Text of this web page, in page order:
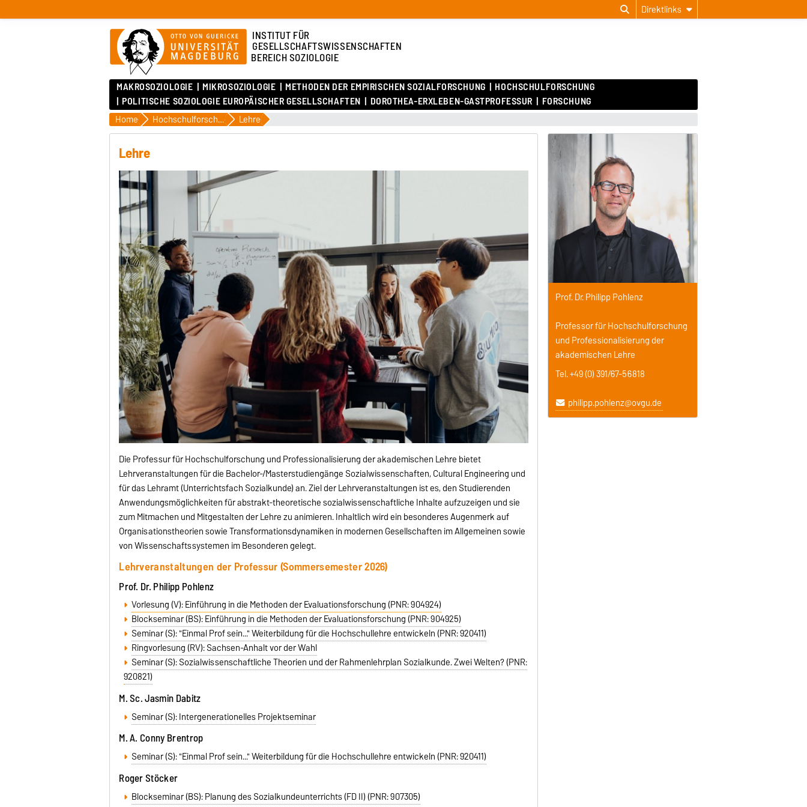
Direktlinks
INSTITUT FÜR
GESELLSCHAFTSWISSENSCHAFTEN
BEREICH SOZIOLOGIE
MAKROSOZIOLOGIE MIKROSOZIOLOGIE METHODEN DER EMPIRISCHEN SOZIALFORSCHUNG
HOCHSCHULFORSCHUNG
POLITISCHE SOZIOLOGIE EUROPÄISCHER GESELLSCHAFTEN
DOROTHEA-ERXLEBEN-GASTPROFESSUR FORSCHUNG
Home Hochschulforschung Lehre
Lehre
Die Professur für Hochschulforschung und Professionalisierung der akademischen Lehre bietet
Lehrveranstaltungen für die Bachelor-/Masterstudiengänge Sozialwissenschaften, Cultural Engineering und
für das Lehramt (Unterrichtsfach Sozialkunde) an. Ziel der Lehrveranstaltungen ist es, den Studierenden
Anwendungsmöglichkeiten für abstrakt-theoretische sozialwissenschaftliche Inhalte aufzuzeigen und sie
zum Mitmachen und Mitgestalten der Lehre zu animieren. Inhaltlich wird ein besonderes Augenmerk auf
Organisationstheorien sowie Transformationsdynamiken in modernen Gesellschaften im Allgemeinen sowie
von Wissenschaftssystemen im Besonderen gelegt.
Lehrveranstaltungen der Professur (Sommersemester 2026)
Prof. Dr. Philipp Pohlenz
Vorlesung (V): Einführung in die Methoden der Evaluationsforschung (PNR: 904924)
Blockseminar (BS): Einführung in die Methoden der Evaluationsforschung (PNR: 904925)
Seminar (S): "Einmal Prof sein..." Weiterbildung für die Hochschullehre entwickeln (PNR: 920411)
Ringvorlesung (RV): Sachsen-Anhalt vor der Wahl
Seminar (S): Sozialwissenschaftliche Theorien und der Rahmenlehrplan Sozialkunde. Zwei Welten? (PNR:
920821)
M. Sc. Jasmin Dabitz
Seminar (S): Intergenerationelles Projektseminar
M. A. Conny Brentrop
Seminar (S): "Einmal Prof sein..." Weiterbildung für die Hochschullehre entwickeln (PNR: 920411)
Roger Stöcker
Blockseminar (BS): Planung des Sozialkundeunterrichts (FD II) (PNR: 907305)
Prof. Dr. Philipp Pohlenz
Professor für Hochschulforschung
und Professionalisierung der
akademischen Lehre
Tel. +49 (0) 391/67-56818
philipp.pohlenz@ovgu.de